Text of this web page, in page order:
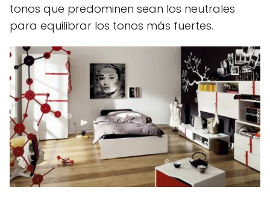
tonos que predominen sean los neutrales
para equilibrar los tonos más fuertes.